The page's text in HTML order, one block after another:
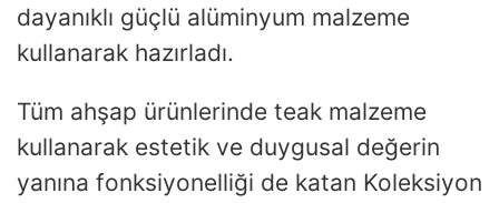
dayanıklı güçlü alüminyum malzeme
kullanarak hazırladı.
Tüm ahşap ürünlerinde teak malzeme
kullanarak estetik ve duygusal değerin
yanına fonksiyonelliği de katan Koleksiyon